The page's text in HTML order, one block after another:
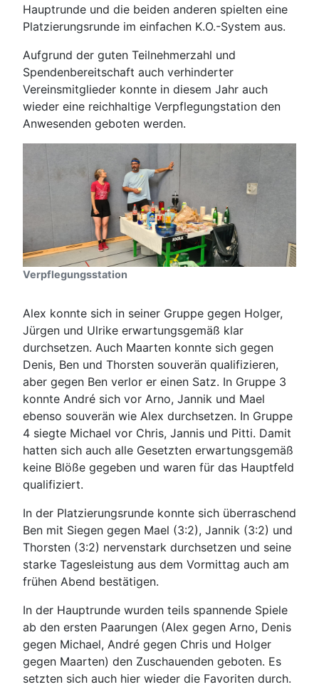
Hauptrunde und die beiden anderen spielten eine
Platzierungsrunde im einfachen K.O.-System aus.
Aufgrund der guten Teilnehmerzahl und
Spendenbereitschaft auch verhinderter
Vereinsmitglieder konnte in diesem Jahr auch
wieder eine reichhaltige Verpflegungstation den
Anwesenden geboten werden.
Verpflegungsstation
Alex konnte sich in seiner Gruppe gegen Holger,
Jürgen und Ulrike erwartungsgemäß klar
durchsetzen. Auch Maarten konnte sich gegen
Denis, Ben und Thorsten souverän qualifizieren,
aber gegen Ben verlor er einen Satz. In Gruppe 3
konnte André sich vor Arno, Jannik und Mael
ebenso souverän wie Alex durchsetzen. In Gruppe
4 siegte Michael vor Chris, Jannis und Pitti. Damit
hatten sich auch alle Gesetzten erwartungsgemäß
keine Blöße gegeben und waren für das Hauptfeld
qualifiziert.
In der Platzierungsrunde konnte sich überraschend
Ben mit Siegen gegen Mael (3:2), Jannik (3:2) und
Thorsten (3:2) nervenstark durchsetzen und seine
starke Tagesleistung aus dem Vormittag auch am
frühen Abend bestätigen.
In der Hauptrunde wurden teils spannende Spiele
ab den ersten Paarungen (Alex gegen Arno, Denis
gegen Michael, André gegen Chris und Holger
gegen Maarten) den Zuschauenden geboten. Es
setzten sich auch hier wieder die Favoriten durch.